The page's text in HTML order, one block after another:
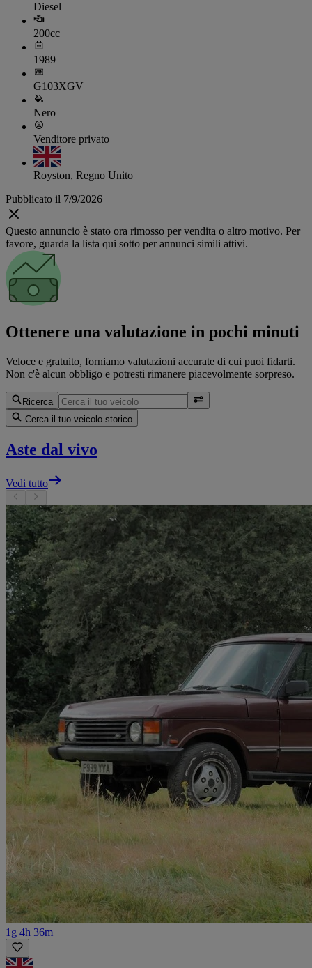
Diesel
200cc
1989
G103XGV
Nero
Venditore privato
Royston, Regno Unito
Pubblicato il 7/9/2026
Questo annuncio è stato ora rimosso per vendita o altro motivo. Per
favore, guarda la lista qui sotto per annunci simili attivi.
Ottenere una valutazione in pochi minuti
Veloce e gratuito, forniamo valutazioni accurate di cui puoi fidarti.
Non c'è alcun obbligo e potresti rimanere piacevolmente sorpreso.
Ricerca
Cerca il tuo veicolo storico
Aste dal vivo
Vedi tutto
1g 4h 36m